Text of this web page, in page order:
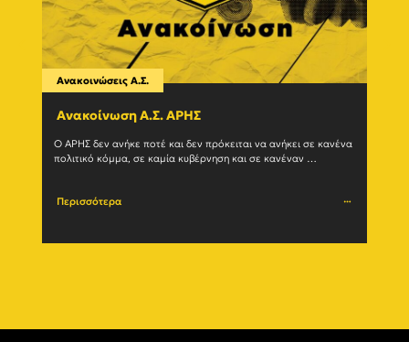
Ανακοινώσεις Α.Σ.
Ανακοίνωση Α.Σ. ΑΡΗΣ
Ο ΑΡΗΣ δεν ανήκε ποτέ και δεν πρόκειται να ανήκει σε κανένα
πολιτικό κόμμα, σε καμία κυβέρνηση και σε κανέναν
Περισσότερα